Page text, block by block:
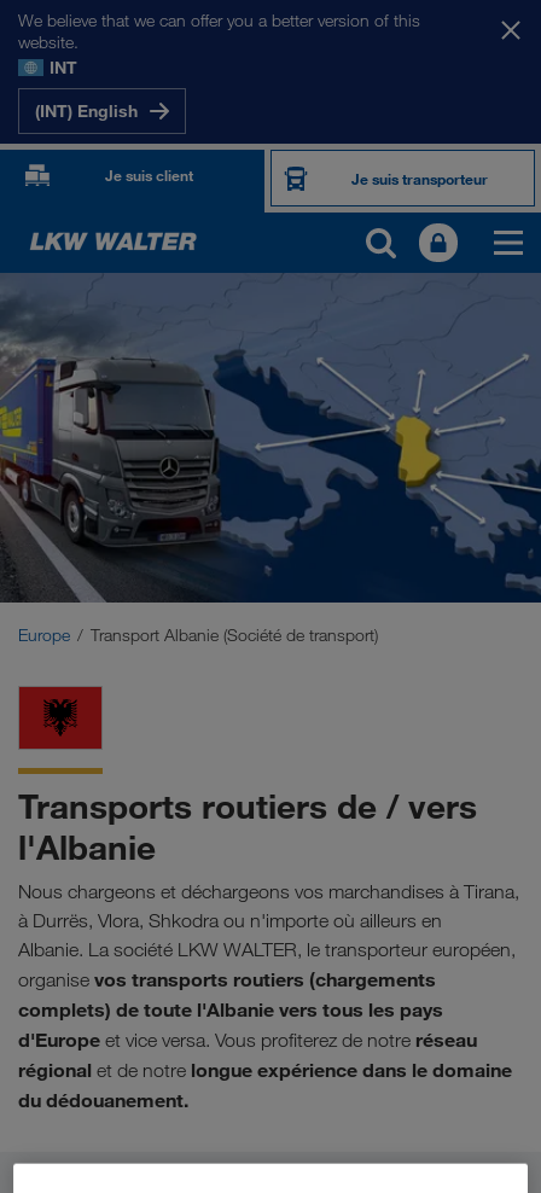
We believe that we can offer you a better version of this
website.
INT
(INT) English
Je suis client Je suis transporteur
NOS MARCHÉS
Europe
Asie Centrale
Russie
Moyen-Orient
Europe Transport Albanie (Société de transport)
Transports routiers de / vers
l'Albanie
Nous chargeons et déchargeons vos marchandises à Tirana,
à Durrës, Vlora, Shkodra ou n'importe où ailleurs en
Albanie. La société LKW WALTER, le transporteur européen,
organise vos transports routiers (chargements
complets) de toute l'Albanie vers tous les pays
d'Europe et vice versa. Vous profiterez de notre réseau
régional et de notre longue expérience dans le domaine
du dédouanement.